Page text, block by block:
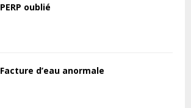
PERP oublié
Facture d’eau anormale